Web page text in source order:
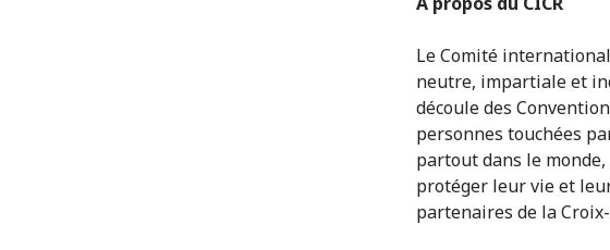
Le Comité
neutre, impartiale et
découle des
personnes touchées
partout dans le
protéger leur vie et
partenaires de la